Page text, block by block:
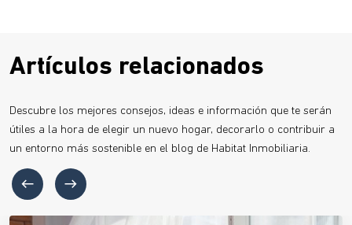
Artículos relacionados
Descubre los mejores consejos, ideas e información que te serán
útiles a la hora de elegir un nuevo hogar, decorarlo o contribuir a
un entorno más sostenible en el blog de Habitat Inmobiliaria.